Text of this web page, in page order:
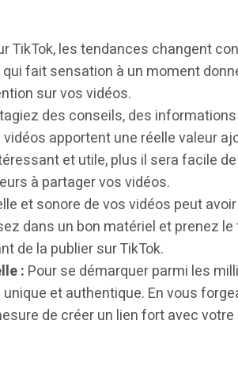
TikTok, les tendances changent
fait sensation à un moment
sur vos vidéos.
des conseils, des
apportent une réelle valeur
et utile, plus il sera facile
à partager vos vidéos.
et sonore de vos vidéos peut
dans un bon matériel et prenez
de la publier sur TikTok.
: Pour se démarquer parmi les
et authentique. En vous
de créer un lien fort avec